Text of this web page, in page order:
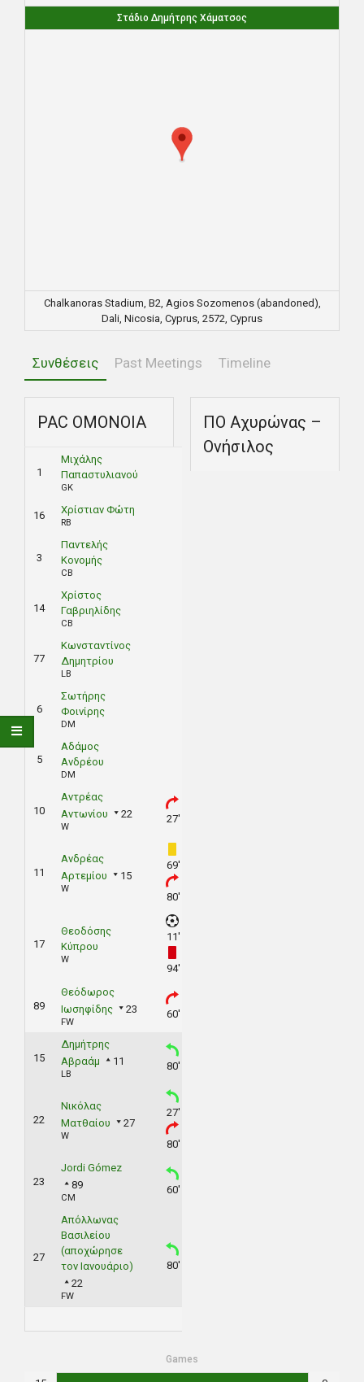
Στάδιο Δημήτρης Χάματσος
Chalkanoras Stadium, B2, Agios Sozomenos (abandoned),
Dali, Nicosia, Cyprus, 2572, Cyprus
Συνθέσεις Past Meetings Timeline
PAC ΟΜΟΝΟΙΑ
1
Μιχάλης
Παπαστυλιανού
GK
16 Χρίστιαν Φώτη
RB
3
Παντελής
Κονομής
CB
14
Χρίστος
Γαβριηλίδης
CB
77
Κωνσταντίνος
Δημητρίου
LB
6
Σωτήρης
Φοινίρης
DM
5
Αδάμος
Ανδρέου
DM
10
Αντρέας
Αντωνίου
22
W
27'
11
Ανδρέας
Αρτεμίου
15
W
69'
80'
17
Θεοδόσης
Κύπρου
W
11'
94'
89
Θεόδωρος
Ιωσηφίδης
23
FW
60'
15
Δημήτρης
Αβραάμ
11
LB
80'
22
Νικόλας
Ματθαίου
27
W
27'
80'
23
Jordi Gómez
89
CM
60'
27
Απόλλωνας
Βασιλείου
(αποχώρησε
τον Ιανουάριο)
22
FW
80'
ΠΟ Αχυρώνας –
Ονήσιλος
Games